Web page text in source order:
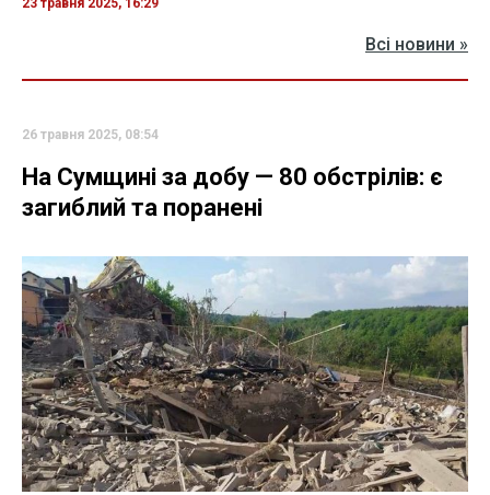
Всі новини »
26 травня 2025, 08:54
На Сумщині за добу — 80 обстрілів: є
загиблий та поранені